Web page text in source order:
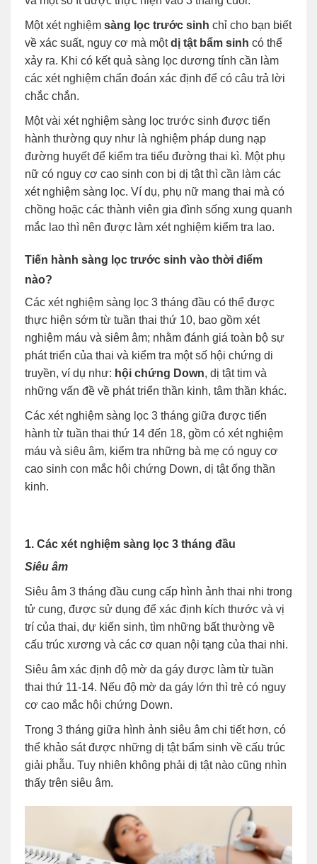
Một xét nghiệm sàng lọc trước sinh chỉ cho bạn biết
về xác suất, nguy cơ mà mộtdị tật bẩm sinh có thể
xảy ra. Khi có kết quả sàng lọc dương tính cần làm
các xét nghiệm chẩn đoán xác định để có câu trả lời
chắc chắn.
Một vài xét nghiệm sàng lọc trước sinh được tiến
hành thường quy như là nghiệm pháp dung nạp
đường huyết để kiểm tra tiểu đường thai kì. Một phụ
nữ có nguy cơ cao sinh con bị dị tật thì cần làm các
xét nghiệm sàng lọc. Ví dụ, phụ nữ mang thai mà có
chồng hoặc các thành viên gia đình sống xung quanh
mắc lao thì nên được làm xét nghiệm kiểm tra lao.
Tiến hành sàng lọc trước sinh vào thời điểm
nào?
Các xét nghiệm sàng lọc 3 tháng đầu có thể được
thực hiện sớm từ tuần thai thứ 10, bao gồm xét
nghiệm máu và siêm âm; nhằm đánh giá toàn bộ sự
phát triển của thai và kiểm tra một số hội chứng di
truyền, ví dụ như: hội chứng Down, dị tật tim và
những vấn đề về phát triển thần kinh, tâm thần khác.
Các xét nghiệm sàng lọc 3 tháng giữa được tiến
hành từ tuần thai thứ 14 đến 18, gồm có xét nghiệm
máu và siêu âm, kiểm tra những bà mẹ có nguy cơ
cao sinh con mắc hội chứng Down, dị tật ống thần
kinh.
1. Các xét nghiệm sàng lọc 3 tháng đầu
Siêu âm
Siêu âm 3 tháng đầu cung cấp hình ảnh thai nhi trong
tử cung, được sử dụng để xác định kích thước và vị
trí của thai, dự kiến sinh, tìm những bất thường về
cấu trúc xương và các cơ quan nội tạng của thai nhi.
Siêu âm xác định độ mờ da gáy được làm từ tuần
thai thứ 11-14. Nếu độ mờ da gáy lớn thì trẻ có nguy
cơ cao mắc hội chứng Down.
Trong 3 tháng giữa hình ảnh siêu âm chi tiết hơn, có
thể khảo sát được những dị tật bẩm sinh về cấu trúc
giải phẫu. Tuy nhiên không phải dị tật nào cũng nhìn
thấy trên siêu âm.